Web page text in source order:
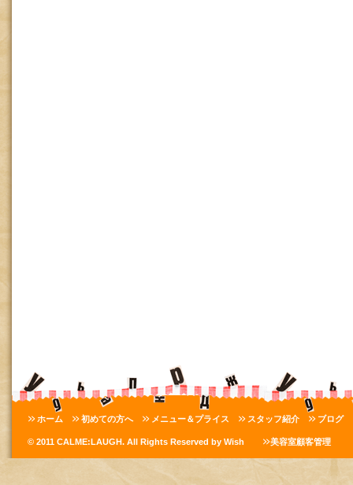
ホーム 初めての方へ メニュー＆プライス スタッフ紹介 ブログ
© 2011 CALME:LAUGH. All Rights Reserved by Wish 美容室顧客管理